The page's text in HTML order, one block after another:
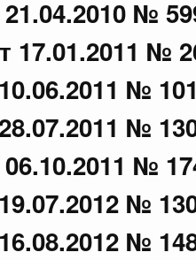
21.04.2010 №
17.01.2011 №
№
№
06.10.2011 №
№
№
постановление
2022 г. № 2177